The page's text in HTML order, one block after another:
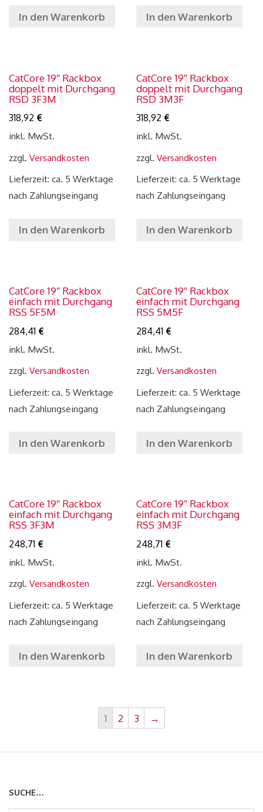
In den Warenkorb In den Warenkorb
CatCore 19″ Rackbox
doppelt mit Durchgang
RSD 3F3M
318,92 €
inkl. MwSt.
zzgl. Versandkosten
Lieferzeit: ca. 5 Werktage
nach Zahlungseingang
In den Warenkorb
CatCore 19″ Rackbox
doppelt mit Durchgang
RSD 3M3F
318,92 €
inkl. MwSt.
zzgl.Versandkosten
Lieferzeit: ca. 5 Werktage
nach Zahlungseingang
In den Warenkorb
CatCore 19″ Rackbox
einfach mit Durchgang
RSS 5F5M
284,41 €
inkl. MwSt.
zzgl. Versandkosten
Lieferzeit: ca. 5 Werktage
nach Zahlungseingang
In den Warenkorb
CatCore 19″ Rackbox
einfach mit Durchgang
RSS 5M5F
284,41 €
inkl. MwSt.
zzgl.Versandkosten
Lieferzeit: ca. 5 Werktage
nach Zahlungseingang
In den Warenkorb
CatCore 19″ Rackbox
einfach mit Durchgang
RSS 3F3M
248,71 €
inkl. MwSt.
zzgl. Versandkosten
Lieferzeit: ca. 5 Werktage
nach Zahlungseingang
In den Warenkorb
CatCore 19″ Rackbox
einfach mit Durchgang
RSS 3M3F
248,71 €
inkl. MwSt.
zzgl.Versandkosten
Lieferzeit: ca. 5 Werktage
nach Zahlungseingang
In den Warenkorb
1 2 3 →
SUCHE…